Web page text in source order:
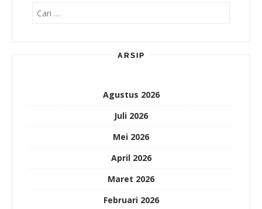
Cari
untuk:
ARSIP
Agustus 2026
Juli 2026
Mei 2026
April 2026
Maret 2026
Februari 2026